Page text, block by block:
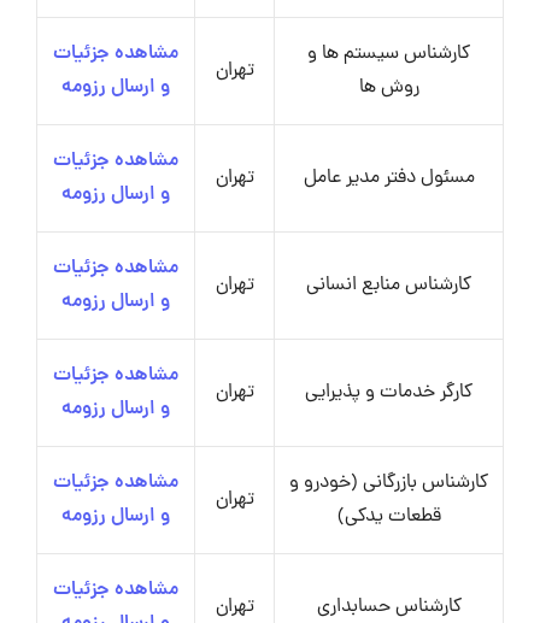
کارشناس سیستم ها و
روش ها
تهران
مشاهده جزئیات
و ارسال رزومه
مسئول دفتر مدیر عامل تهران
مشاهده جزئیات
و ارسال رزومه
کارشناس منابع انسانی تهران
مشاهده جزئیات
و ارسال رزومه
کارگر خدمات و پذیرایی تهران
مشاهده جزئیات
و ارسال رزومه
کارشناس بازرگانی (خودرو و
قطعات یدکی)
تهران
مشاهده جزئیات
و ارسال رزومه
کارشناس حسابداری تهران
مشاهده جزئیات